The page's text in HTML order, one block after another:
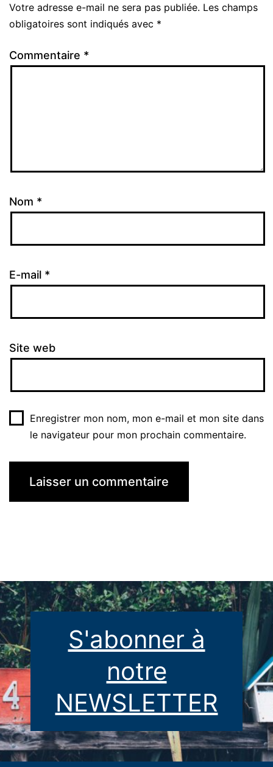
Votre adresse e-mail ne sera pas publiée. Les champs
obligatoires sont indiqués avec *
Commentaire *
Nom *
E-mail *
Site web
Enregistrer mon nom, mon e-mail et mon site dans
le navigateur pour mon prochain commentaire.
Alternative:
S'abonner à
notre
NEWSLETTER